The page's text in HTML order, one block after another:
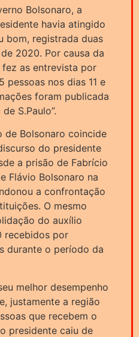
Bolsonaro, a
havia atingido
bom, registrada duas
2020. Por causa da
as entrevista por
pessoas nos dias 11 e
foram publicada
S.Paulo”.
de Bolsonaro coincide
do presidente
a prisão de Fabrício
Flávio Bolsonaro na
a confrontação
O mesmo
do auxílio
recebidos por
durante o período da
melhor desempenho
justamente a região
que recebem o
presidente caiu de